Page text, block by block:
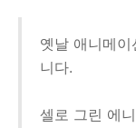
옛날 애니메
니다.
셀로 그린 에